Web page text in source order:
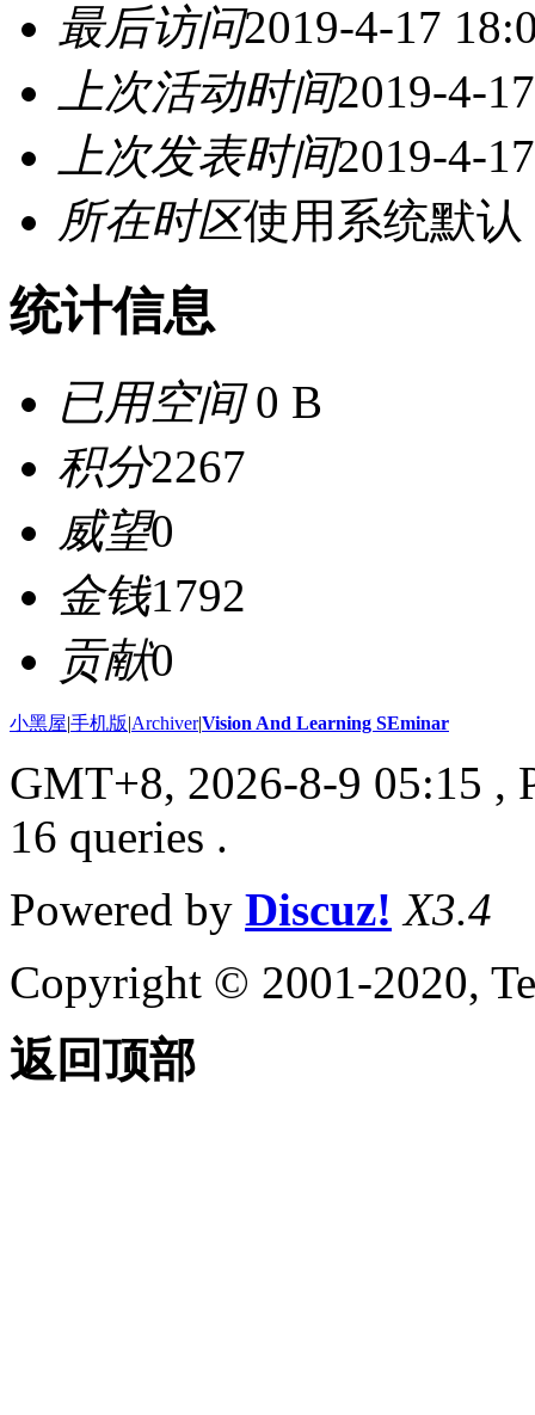
最后访问2019-4-17
上次活动时间2019-4-
上次发表时间2019-4-
所在时区使用系统默认
统计信息
已用空间0 B
积分2267
威望0
金钱1792
贡献0
小黑屋|手机版|Archiver|Vision And Learning SEminar
GMT+8, 2026-8-9 05:15 ,
16 queries .
Powered by Discuz! X3.4
Copyright © 2001-2020,
返回顶部